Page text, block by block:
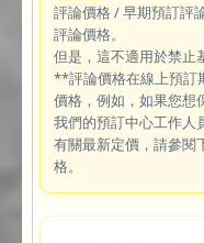
評論價格 / 早期預訂評
評論價格。
但是，這不適用於禁止
**評論價格在線上預訂
價格，例如，如果您想
我們的預訂中心工作人
有關最新定價，請參閱
格。